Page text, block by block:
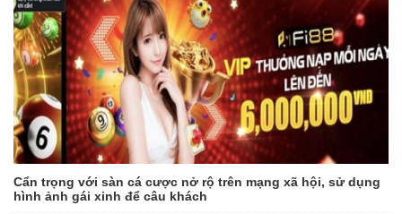
Cẩn trọng với sàn cá cược nở rộ trên mạng xã hội, sử dụng
hình ảnh gái xinh để câu khách